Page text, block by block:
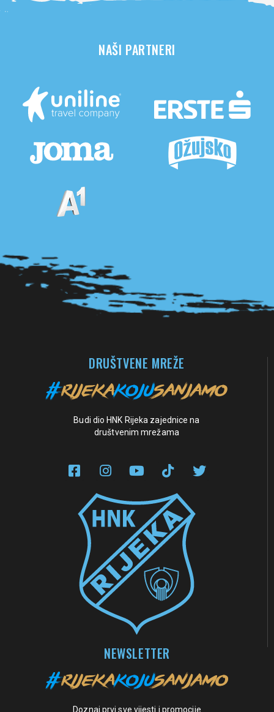
NAŠI PARTNERI
DRUŠTVENE MREŽE
Budi dio HNK Rijeka zajednice na
društvenim mrežama
NEWSLETTER
Doznaj prvi sve vijesti i promocije